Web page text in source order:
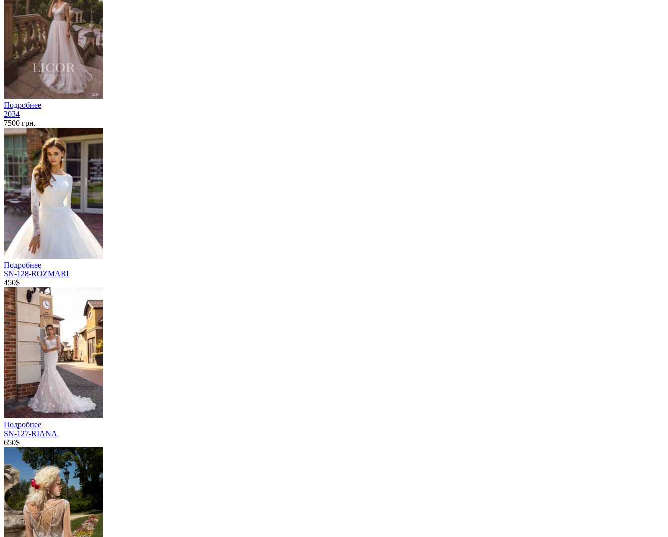
Подробнее
2034
7500 грн.
Подробнее
SN-128-ROZMARI
450$
Подробнее
SN-127-RIANA
650$